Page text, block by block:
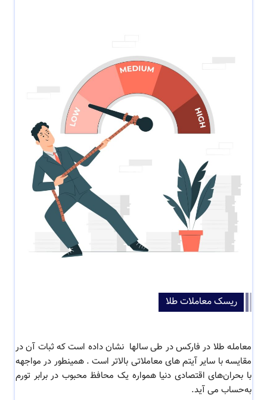
ریسک معاملات طلا
معامله طلا در فارکس در طی سالها نشان داده است که ثبات آن در
مقایسه با سایر آیتم های معاملاتی بالاتر است . همینطور در مواجهه
با بحران‌های اقتصادی دنیا همواره یک محافظ محبوب در برابر تورم
به‌حساب می آید.